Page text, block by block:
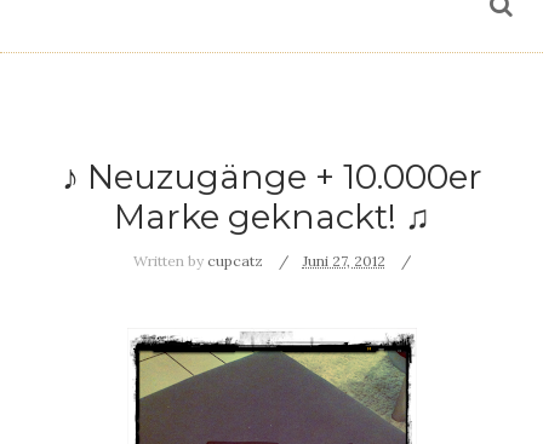
♪ Neuzugänge + 10.000er
Marke geknackt! ♫
Written by cupcatz Juni 27, 2012